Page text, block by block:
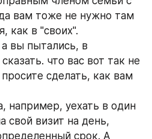
вам тоже не нужно там
как в "своих".
вы пытались, в
что вас вот так не
сделать, как вам
например, уехать в один
свой визит на день,
срок. А